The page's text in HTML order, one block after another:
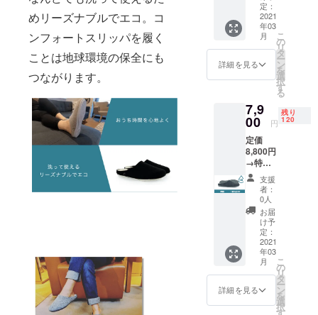
めリーズナブルでエコ。コ
ンフォートスリッパを履く
ことは地球環境の保全にも
つながります。
非常に大き
いです。
だからこ
そ、2020年8
ティナブル
ファッショ
ンブランド
「一生」を
立ち上げ
CAMP FIRE
さんで支援
を募りまし
Clearwaters
の業界が及
トス
リッパ1
足 (本
体、保
存袋) カ
ラーは
第一希
望のカ
お選び
くださ
い。 ※
それぞ
れのカ
ラーが
60足の
応援に
満たな
い場合
はどち
らか多
い方一
色の展
開とな
ります
ことご
定：
2021
年03
月
詳細を見る
こ
の
リ
タ
ー
ン
を
選
択
す
る
7,9
00 円
残り
120
定価
8,800円
→特別
価格
7,900円
内容 コ
ン
フォー
トス
リッパ1
足 (本
体、保
存袋) カ
ラーは
第一希
望のカ
支援
者：
0人
お届
け予
定：
2021
年03
月
詳細を見る
こ
の
リ
タ
ー
ン
を
選
択
す